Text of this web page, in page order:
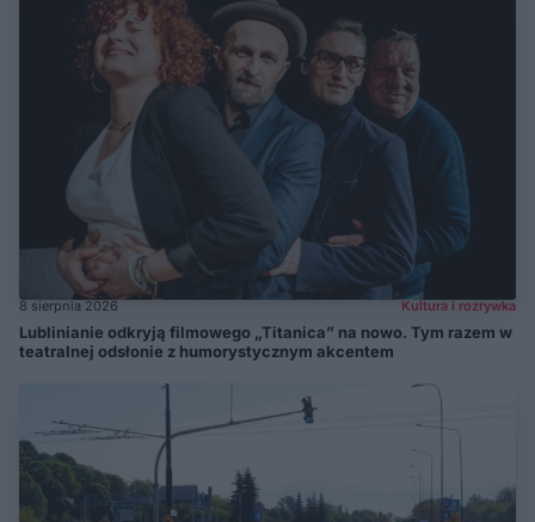
8 sierpnia 2026 Kultura i rozrywka
Lublinianie odkryją filmowego „Titanica” na nowo. Tym razem w
teatralnej odsłonie z humorystycznym akcentem